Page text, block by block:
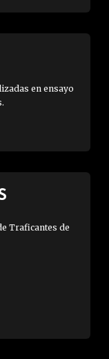
en ensayo
Traficantes de